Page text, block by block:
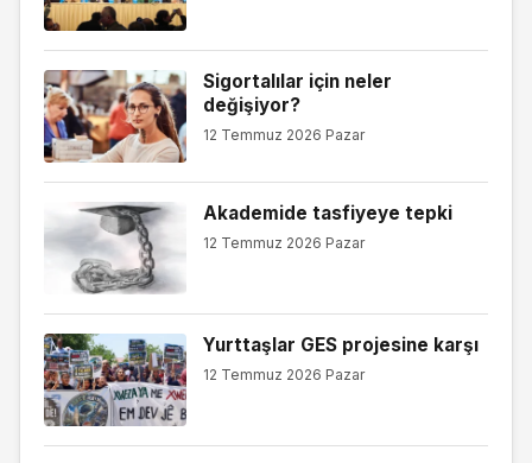
Sigortalılar için neler
değişiyor?
12 Temmuz 2026 Pazar
Akademide tasfiyeye tepki
12 Temmuz 2026 Pazar
Yurttaşlar GES projesine karşı
12 Temmuz 2026 Pazar